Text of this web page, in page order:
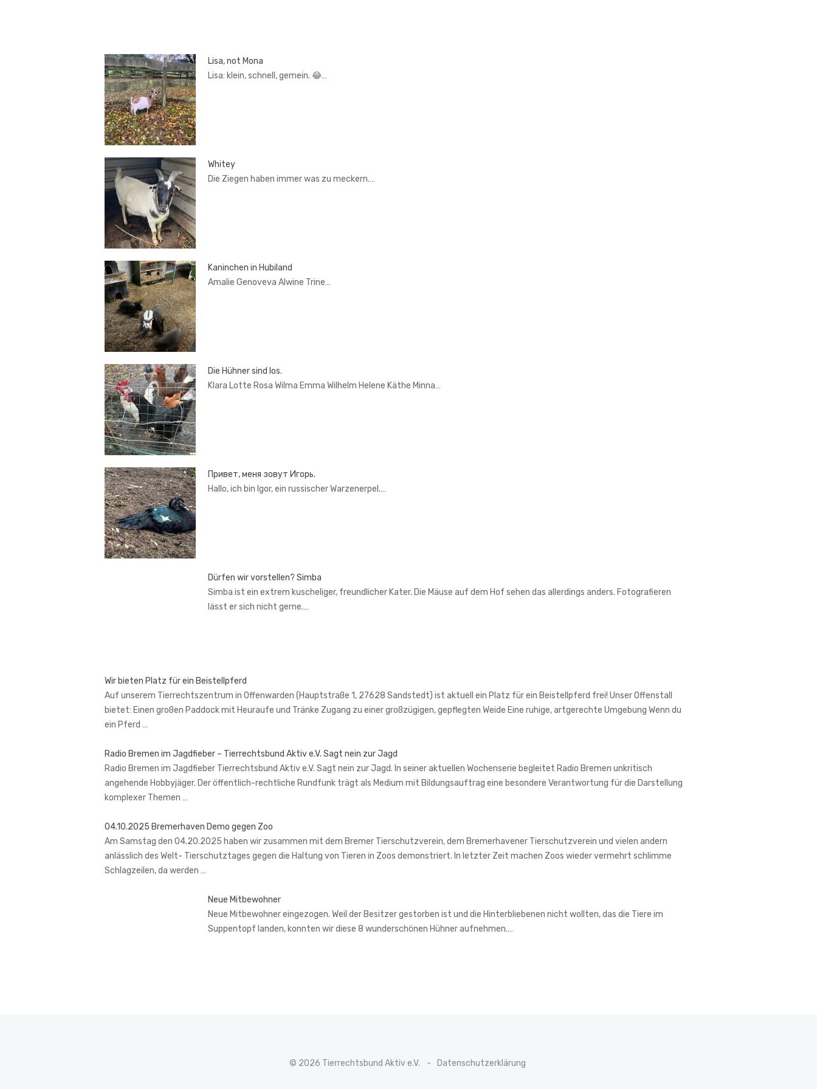
Lisa, not Mona
Lisa: klein, schnell, gemein. 😂…
Whitey
Die Ziegen haben immer was zu meckern.…
Kaninchen in Hubiland
Amalie Genoveva Alwine Trine…
Die Hühner sind los.
Klara Lotte Rosa Wilma Emma Wilhelm Helene Käthe Minna…
Привет, меня зовут Игорь.
Hallo, ich bin Igor, ein russischer Warzenerpel.…
Dürfen wir vorstellen? Simba
Simba ist ein extrem kuscheliger, freundlicher Kater. Die Mäuse auf dem Hof sehen das allerdings anders. Fotografieren
lässt er sich nicht gerne.…
Wir bieten Platz für ein Beistellpferd
Auf unserem Tierrechtszentrum in Offenwarden (Hauptstraße 1, 27628 Sandstedt) ist aktuell ein Platz für ein Beistellpferd frei! Unser Offenstall
bietet: Einen großen Paddock mit Heuraufe und Tränke Zugang zu einer großzügigen, gepflegten Weide Eine ruhige, artgerechte Umgebung Wenn du
ein Pferd …
Radio Bremen im Jagdfieber – Tierrechtsbund Aktiv e.V. Sagt nein zur Jagd
Radio Bremen im Jagdfieber Tierrechtsbund Aktiv e.V. Sagt nein zur Jagd. In seiner aktuellen Wochenserie begleitet Radio Bremen unkritisch
angehende Hobbyjäger. Der öffentlich-rechtliche Rundfunk trägt als Medium mit Bildungsauftrag eine besondere Verantwortung für die Darstellung
komplexer Themen …
04.10.2025 Bremerhaven Demo gegen Zoo
Am Samstag den 04.20.2025 haben wir zusammen mit dem Bremer Tierschutzverein, dem Bremerhavener Tierschutzverein und vielen andern
anlässlich des Welt- Tierschutztages gegen die Haltung von Tieren in Zoos demonstriert. In letzter Zeit machen Zoos wieder vermehrt schlimme
Schlagzeilen, da werden …
Neue Mitbewohner
Neue Mitbewohner eingezogen. Weil der Besitzer gestorben ist und die Hinterbliebenen nicht wollten, das die Tiere im
Suppentopf landen, konnten wir diese 8 wunderschönen Hühner aufnehmen.…
© 2026 Tierrechtsbund Aktiv e.V. Datenschutzerklärung